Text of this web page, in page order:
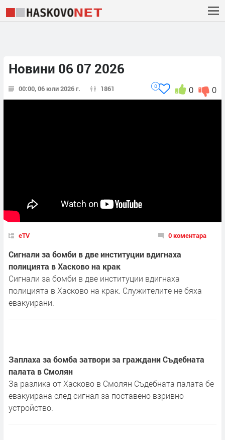
Новини 06 07 2026
00:00, 06 юли 2026 г. 1861 0
0
0
eTV 0 коментара
Сигнали за бомби в две институции вдигнаха
полицията в Хасково на крак
Сигнали за бомби в две институции вдигнаха
полицията в Хасково на крак. Служителите не бяха
евакуирани.
Заплаха за бомба затвори за граждани Съдебната
палата в Смолян
За разлика от Хасково в Смолян Съдебната палата бе
евакуирана след сигнал за поставено взривно
устройство.